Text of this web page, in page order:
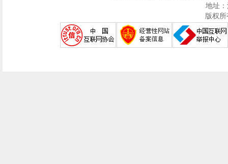
地址
版权